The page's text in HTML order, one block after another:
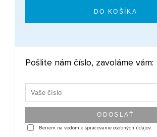
Pošlite nám číslo, zavoláme vám:
Beriem na vedomie spracovanie osobných údajov.